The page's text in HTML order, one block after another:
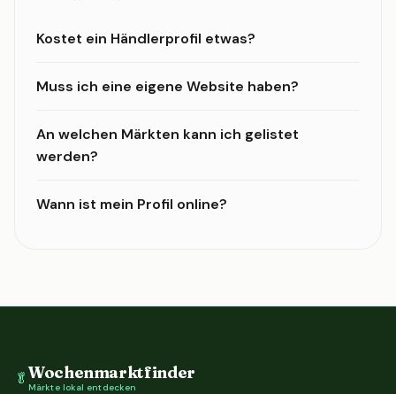
Kostet ein Händlerprofil etwas?
Muss ich eine eigene Website haben?
An welchen Märkten kann ich gelistet
werden?
Wann ist mein Profil online?
🥬Wochenmarktfinder
Märkte lokal entdecken